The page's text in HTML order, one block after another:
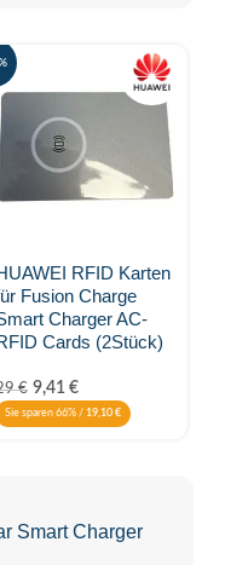
RFID Karten
Fusion Charge
Charger AC-
Cards (2Stück)
€ 9,41 €
Sie sparen 66% / 19,10 €
Smart Charger